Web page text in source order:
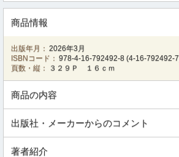
商品情報
出版年月： 2026年3月
ISBNコード： 978-4-16-792492-8 (4-16-792492-7
頁数・縦：
３２９Ｐ １６ｃｍ
商品の内容
出版社・メーカーからのコメント
著者紹介